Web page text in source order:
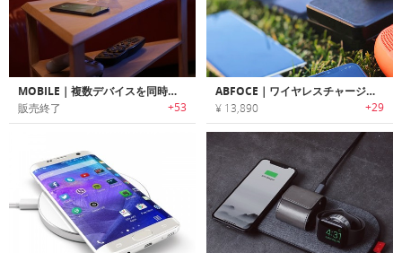
MOBILE｜複数デバイスを同時にワイヤレスチャージ可能なサイドテーブル「モビレ」
販売終了 +53
ABFOCE｜ワイヤレスチャージ可能なポータブルソーラーパネルチャージキット「アブフォース」
¥ 13,890 +29